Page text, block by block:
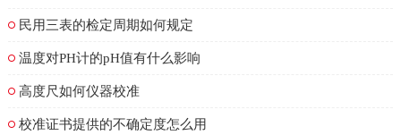
民用三表的检定周期如何规定
温度对PH计的pH值有什么影响
高度尺如何仪器校准
校准证书提供的不确定度怎么用